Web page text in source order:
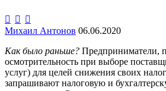
 

Михаил Антонов 06.06.2020
Как было раньше? Предприниматели,
осмотрительность при выборе
услуг) для целей снижения своих
запрашивают налоговую и